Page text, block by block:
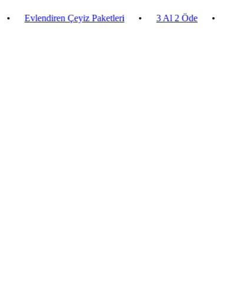
Evlendiren Çeyiz Paketleri • 3 Al 2 Öde •
2.500